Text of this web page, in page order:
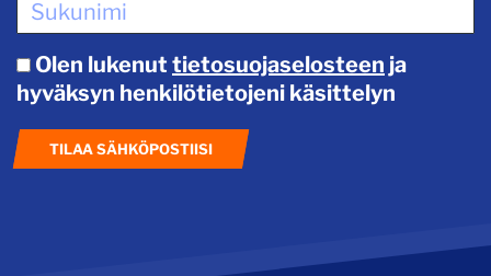
Olen lukenut tietosuojaselosteen ja
hyväksyn henkilötietojeni käsittelyn
TILAA SÄHKÖPOSTIISI